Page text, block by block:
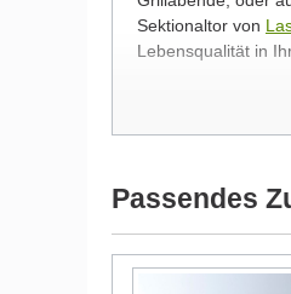
Sektionaltor von
Lebensqualität in
Wir möchten Sie
Passendes